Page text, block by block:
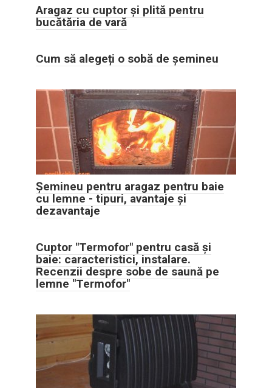
Aragaz cu cuptor și plită pentru
bucătăria de vară
Cum să alegeți o sobă de șemineu
Șemineu pentru aragaz pentru baie
cu lemne - tipuri, avantaje și
dezavantaje
Cuptor "Termofor" pentru casă și
baie: caracteristici, instalare.
Recenzii despre sobe de saună pe
lemne "Termofor"